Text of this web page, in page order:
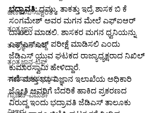
ಹಣಕಾಸು-ಸಾಕ್ಷರತೆ
ತಂತ್ರಜ್ಞಾನ
ತಂತ್ರಜ್ಞಾನ-ಸುದ್ದಿ
ತಂತ್ರಜ್ಞಾನ-ಟಿಪ್ಸ್
ಸಾಮಾಜಿಕ ಮಾಧ್ಯಮ
ಗ್ಯಾಜೆಟ್-ವಿಮರ್ಶೆ
ಭದ್ರಾವತಿ: ದಮ್ಮು, ತಾಕತ್ತು ಇದ್ರೆ ಶಾಸಕ ಬಿ ಕೆ
ಸಂಗಮೇಶ್ ಅವರ ಮಗನ ಮೇಲೆ ಎಫ್ಐಆರ್
ದಾಖಲು ಮಾಡಲಿ. ಶಾಸಕರ ಮಗನ ಧ್ವನಿಯನ್ನು
ಎಫ್ಎಸ್ಎಲ್ ಪರೀಕ್ಷೆ ಮಾಡಿಸಲಿ ಎಂದು
ಜೆಡಿಎಸ್ ಯುವ ಘಟಕದ ರಾಜ್ಯಾಧ್ಯಕ್ಷರಾದ ನಿಖಿಲ್
ಕುಮಾರಸ್ವಾಮಿ ಹೇಳಿದ್ದಾರೆ.
ಗಣಿ ಮತ್ತು ಭೂ ವಿಜ್ಞಾನ ಇಲಾಖೆಯ ಅಧಿಕಾರಿ
ಜ್ಯೋತಿ ಅವರಿಗೆ ಬೆದರಿಕೆ ಹಾಕಿದ ಪ್ರಕರಣದ
ವಿರುದ್ದ ಇಂದು ಭದ್ರಾವತಿ ಜೆಡಿಎಸ್ ತಾಲೂಕು